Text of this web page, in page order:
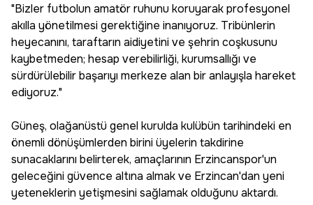
"Bizler futbolun amatör ruhunu koruyarak profesyonel
akılla yönetilmesi gerektiğine inanıyoruz. Tribünlerin
heyecanını, taraftarın aidiyetini ve şehrin coşkusunu
kaybetmeden; hesap verebilirliği, kurumsallığı ve
sürdürülebilir başarıyı merkeze alan bir anlayışla hareket
ediyoruz."
Güneş, olağanüstü genel kurulda kulübün tarihindeki en
önemli dönüşümlerden birini üyelerin takdirine
sunacaklarını belirterek, amaçlarının Erzincanspor'un
geleceğini güvence altına almak ve Erzincan'dan yeni
yeteneklerin yetişmesini sağlamak olduğunu aktardı.